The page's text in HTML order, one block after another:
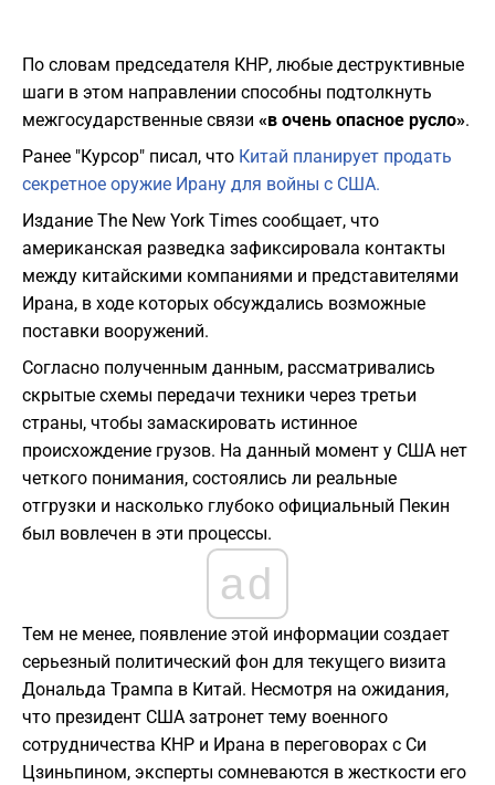
По словам председателя КНР, любые деструктивные
шаги в этом направлении способны подтолкнуть
межгосударственные связи «в очень опасное русло».
Ранее "Курсор" писал, что Китай планирует продать
секретное оружие Ирану для войны с США.
Издание The New York Times сообщает, что
американская разведка зафиксировала контакты
между китайскими компаниями и представителями
Ирана, в ходе которых обсуждались возможные
поставки вооружений.
Согласно полученным данным, рассматривались
скрытые схемы передачи техники через третьи
страны, чтобы замаскировать истинное
происхождение грузов. На данный момент у США нет
четкого понимания, состоялись ли реальные
отгрузки и насколько глубоко официальный Пекин
был вовлечен в эти процессы.
ad
Тем не менее, появление этой информации создает
серьезный политический фон для текущего визита
Дональда Трампа в Китай. Несмотря на ожидания,
что президент США затронет тему военного
сотрудничества КНР и Ирана в переговорах с Си
Цзиньпином, эксперты сомневаются в жесткости его